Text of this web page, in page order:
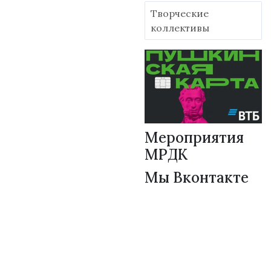
Творческие
коллективы
Мероприятия
МРДК
Мы Вконтакте